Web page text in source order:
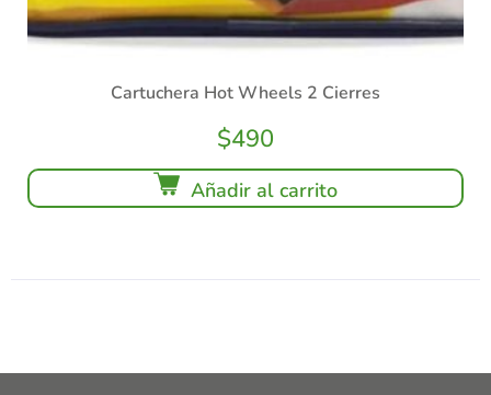
Cartuchera Hot Wheels 2 Cierres
$490
Añadir al carrito